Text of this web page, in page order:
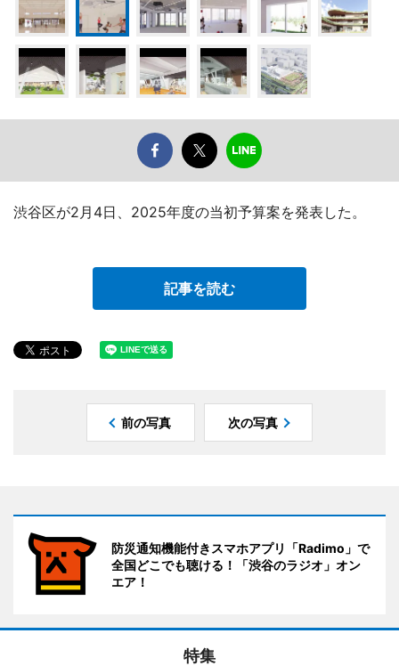
渋谷区が2月4日、2025年度の当初予算案を発表した。
記事を読む
前の写真 次の写真
防災通知機能付きスマホアプリ「Radimo」で
全国どこでも聴ける！「渋谷のラジオ」オン
エア！
特集